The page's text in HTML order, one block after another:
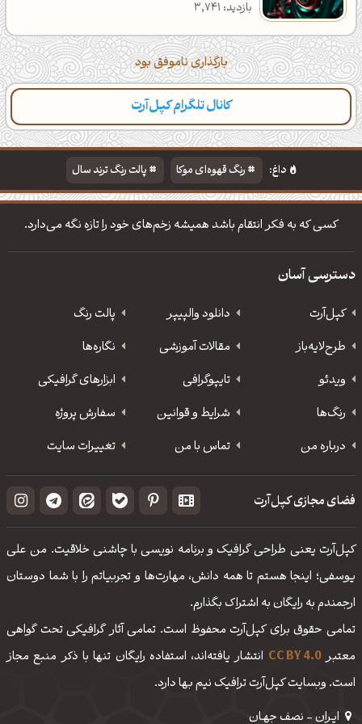
بازدید: 3,741
بارگذاری ناموفق بود
کانال تلگرام کپل‌آرت
داغ: رنگ قهوه‌ای موکا
پالت رنگ ترند سال
دانلود والپیپر مذهبی
تایپوگرافی شعر مولانا
کسی که به فکر انتقام باشد همیشه زخم‌های خود را تازه نگه می‌دارد.
دسترسی آسان
کپل‌آرت دانلود‌ والپیپر
پالت رنگ
طرح‌لایه‌باز
مقالات آموزشی
نگاره‌ها
ویدئو
‌تایپوگرافی
ابزارهای گرافیکی
رنگ‌ها
شرایط و قوانین
سفارش پروژه
درباره من
تماس با من تغییرات سایت
فضای مجازی کپل‌آرت
کپل‌آرت یعنی طراحی گرافیک و برنامه نویسی با چاشنی خلاقیت. من علی
یوسفی؛ اینجا هستم تا همه دانش، مهارت‌‌ها و تجربیاتم را با شما دوستان
ارجمندم به رایگان به اشتراک بگذارم.
تمامی حقوق برای کپل‌آرت محفوظ است. تمامی آثار گرافیکی تحت گواهی
معتبرCC BY 4.0 انتشار یافته‌اند، استفاده رایگان تنها با ذکر منبع مجاز
است. وبسایت کپل‌آرت ترافیک نیم بها دارد.
ایـران - نصف جهـان